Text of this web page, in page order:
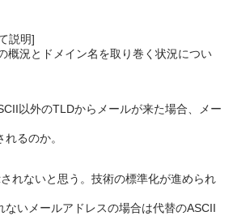
説明]
以外のTLDからメールが来た場合、メー
れないと思う。技術の標準化が進められ
ないメールアドレスの場合は代替のASCII